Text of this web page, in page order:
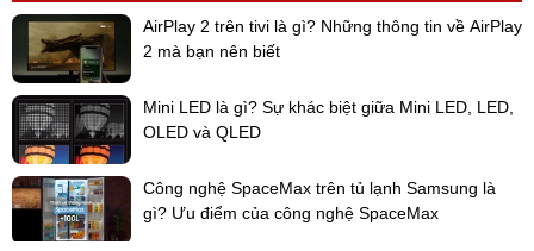
trước đây nhờ vậy ngăn chặn hiệu quả sự phá hủy của các tế bào,
giúp hạn chế biến chất, chảy nước sau khi rã đông, giữ thực phẩm
luôn ở trạng thái thơm ngon và giữ được độ tươi ngon của thực
phẩm tươi sống.
AirPlay 2 trên tivi là gì? Những thông tin về AirPlay
2 mà bạn nên biết
Mini LED là gì? Sự khác biệt giữa Mini LED, LED,
OLED và QLED
Công nghệ SpaceMax trên tủ lạnh Samsung là
gì? Ưu điểm của công nghệ SpaceMax